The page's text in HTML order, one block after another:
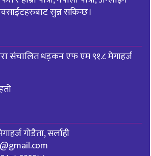
सुन्न सकिन्छ।
संचालित धड्कन एफ एम ९१.८ मेगाहर्ज
गोडैता, सर्लाही